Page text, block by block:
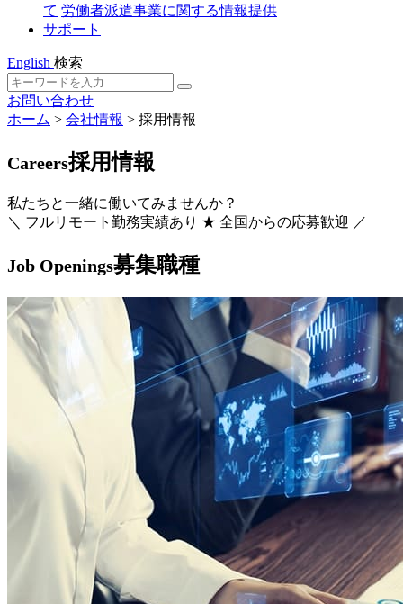
て 労働者派遣事業に関する情報提供
サポート
English 検索
お問い合わせ
ホーム > 会社情報 > 採用情報
Careers採用情報
私たちと一緒に働いてみませんか？
＼ フルリモート勤務実績あり ★ 全国からの応募歓迎 ／
Job Openings募集職種